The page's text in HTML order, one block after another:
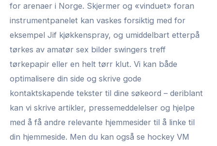
for arenaer i Norge. Skjermer og «vinduet» foran
instrumentpanelet kan vaskes forsiktig med for
eksempel Jif kjøkkenspray, og umiddelbart etterpå
tørkes av amatør sex bilder swingers treff
tørkepapir eller en helt tørr klut. Vi kan både
optimalisere din side og skrive gode
kontaktskapende tekster til dine søkeord – deriblant
kan vi skrive artikler, pressemeddelelser og hjelpe
med å få andre relevante hjemmesider til å linke til
din hjemmeside. Men du kan også se hockey VM